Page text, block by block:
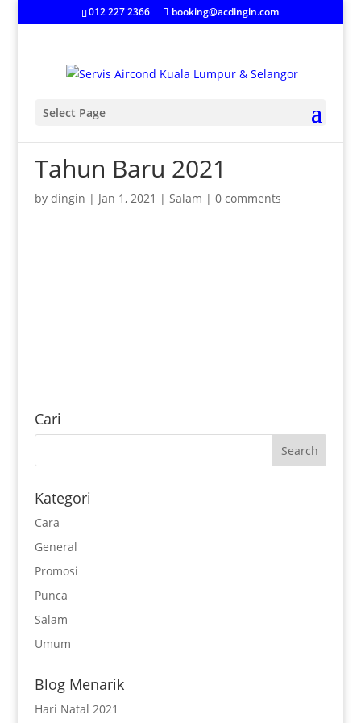
012 227 2366 booking@acdingin.com
Select Page
Tahun Baru 2021
by dingin | Jan 1, 2021 | Salam | 0 comments
Cari
Kategori
Cara
General
Promosi
Punca
Salam
Umum
Blog Menarik
Hari Natal 2021